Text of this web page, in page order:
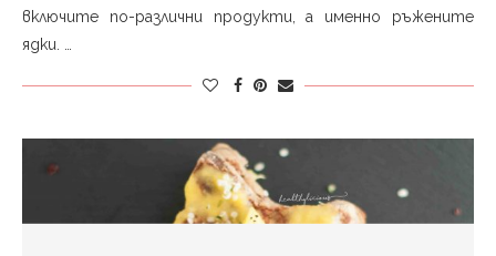
включите по-различни продукти, а именно ръжените
ядки. …